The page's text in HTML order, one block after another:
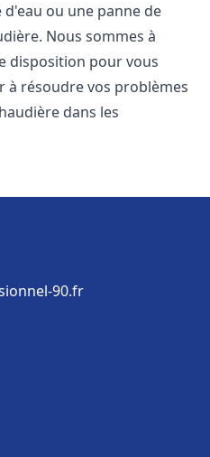
d'eau ou une panne de
Nous sommes à
disposition pour vous
à résoudre vos problèmes
dans les
90.fr